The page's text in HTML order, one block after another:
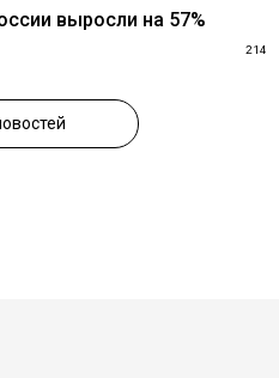
выросли на 57%
214